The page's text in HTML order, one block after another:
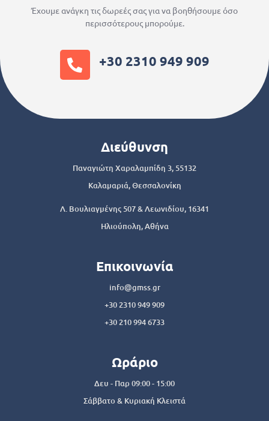
Έχουμε ανάγκη τις δωρεές σας για να βοηθήσουμε όσο
περισσότερους μπορούμε.
+30 2310 949 909
Διεύθυνση
Παναγιώτη Χαραλαμπίδη 3, 55132
Καλαμαριά, Θεσσαλονίκη
Λ. Βουλιαγμένης 507 & Λεωνιδίου, 16341
Ηλιούπολη, Αθήνα
Επικοινωνία
info@gmss.gr
+30 2310 949 909
+30 210 994 6733
Ωράριο
Δευ - Παρ 09:00 - 15:00
Σάββατο & Κυριακή Κλειστά